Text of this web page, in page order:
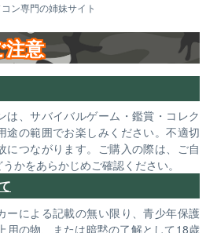
ン専門の姉妹サイト
注意
は、サバイバルゲーム・鑑賞・コレク
途の範囲でお楽しみください。不適切
につながります。ご購入の際は、ご自
かをあらかじめご確認ください。
ーによる記載の無い限り、青少年保護
用の物、または暗黙の了解として18歳